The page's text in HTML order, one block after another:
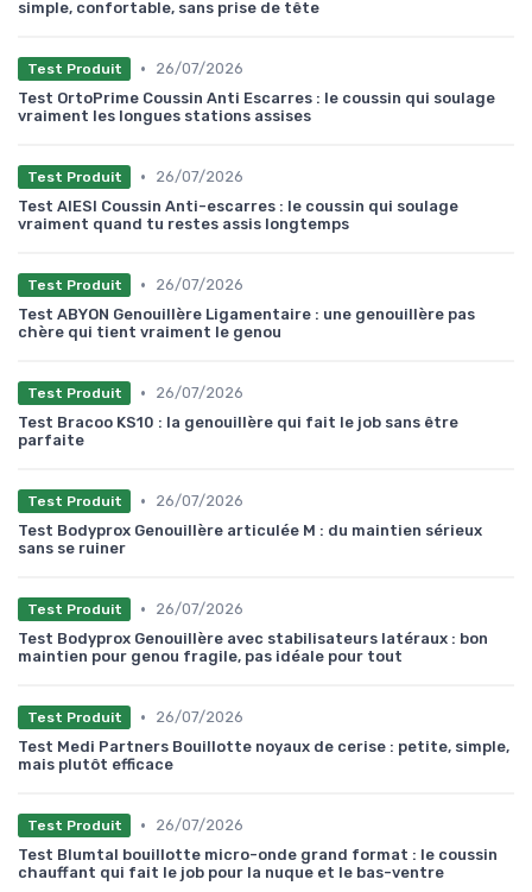
simple, confortable, sans prise de tête
Test Produit •
26/07/2026
Test OrtoPrime Coussin Anti Escarres : le coussin qui soulage
vraiment les longues stations assises
Test Produit •
26/07/2026
Test AIESI Coussin Anti-escarres : le coussin qui soulage
vraiment quand tu restes assis longtemps
Test Produit •
26/07/2026
Test ABYON Genouillère Ligamentaire : une genouillère pas
chère qui tient vraiment le genou
Test Produit •
26/07/2026
Test Bracoo KS10 : la genouillère qui fait le job sans être
parfaite
Test Produit •
26/07/2026
Test Bodyprox Genouillère articulée M : du maintien sérieux
sans se ruiner
Test Produit •
26/07/2026
Test Bodyprox Genouillère avec stabilisateurs latéraux : bon
maintien pour genou fragile, pas idéale pour tout
Test Produit •
26/07/2026
Test Medi Partners Bouillotte noyaux de cerise : petite, simple,
mais plutôt efficace
Test Produit •
26/07/2026
Test Blumtal bouillotte micro-onde grand format : le coussin
chauffant qui fait le job pour la nuque et le bas-ventre